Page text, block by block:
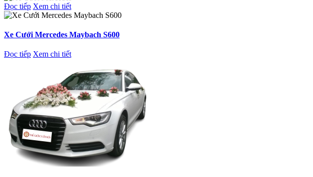
Đọc tiếp Xem chi tiết
Xe Cưới Mercedes Maybach S600
Đọc tiếp Xem chi tiết